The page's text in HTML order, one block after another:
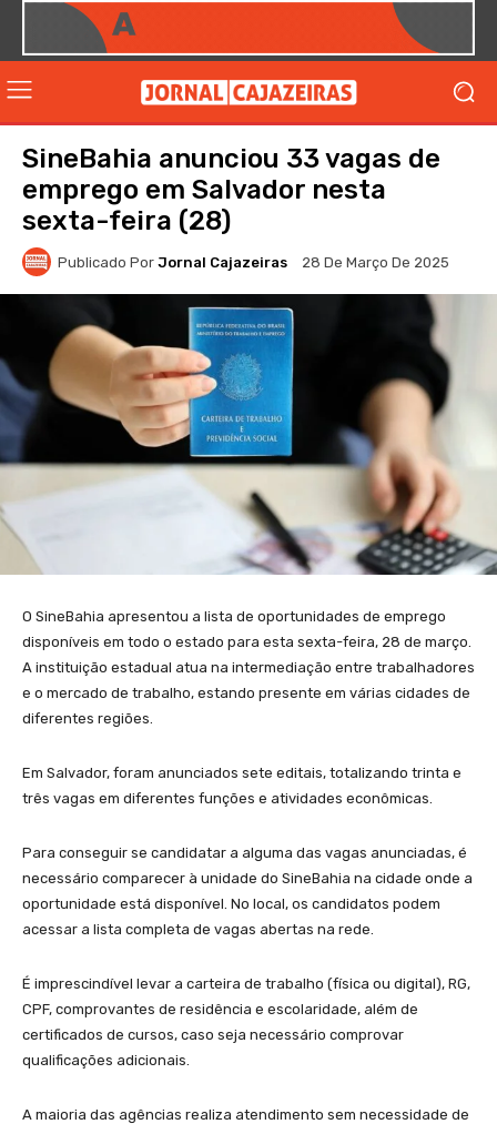
SineBahia anunciou 33 vagas de
emprego em Salvador nesta
sexta-feira (28)
Publicado Por Jornal Cajazeiras 28 De Março De 2025
O SineBahia apresentou a lista de oportunidades de emprego
disponíveis em todo o estado para esta sexta-feira, 28 de março.
A instituição estadual atua na intermediação entre trabalhadores
e o mercado de trabalho, estando presente em várias cidades de
diferentes regiões.
Em Salvador, foram anunciados sete editais, totalizando trinta e
três vagas em diferentes funções e atividades econômicas.
Para conseguir se candidatar a alguma das vagas anunciadas, é
necessário comparecer à unidade do SineBahia na cidade onde a
oportunidade está disponível. No local, os candidatos podem
acessar a lista completa de vagas abertas na rede.
É imprescindível levar a carteira de trabalho (física ou digital), RG,
CPF, comprovantes de residência e escolaridade, além de
certificados de cursos, caso seja necessário comprovar
qualificações adicionais.
A maioria das agências realiza atendimento sem necessidade de